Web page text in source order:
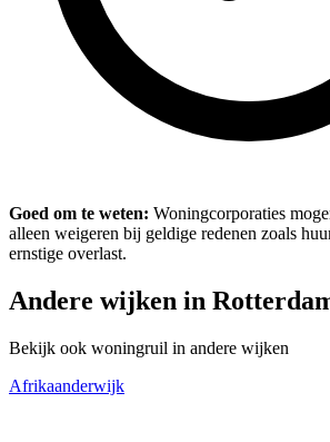
Goed om te weten: Woningcorporaties
alleen weigeren bij geldige redenen zoals
ernstige overlast.
Andere wijken in
Bekijk ook woningruil in andere wijken
Afrikaanderwijk